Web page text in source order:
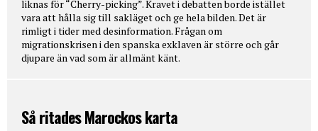
liknas för “Cherry-picking”. Kravet i debatten borde istället
vara att hålla sig till sakläget och ge hela bilden. Det är
rimligt i tider med desinformation. Frågan om
migrationskrisen i den spanska exklaven är större och går
djupare än vad som är allmänt känt.
Så ritades Marockos karta